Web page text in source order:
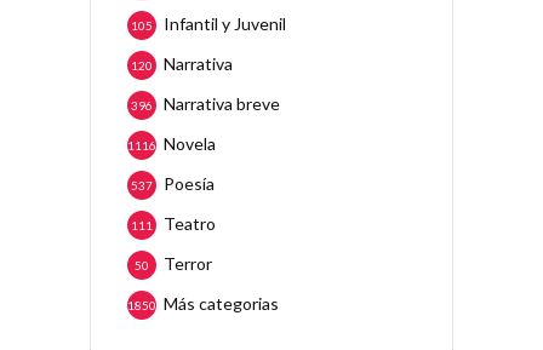
Infantil y Juvenil
105
Narrativa
120
Narrativa breve
396
Novela
1116
Poesía
537
Teatro
111
Terror
50
Más categorias
1850